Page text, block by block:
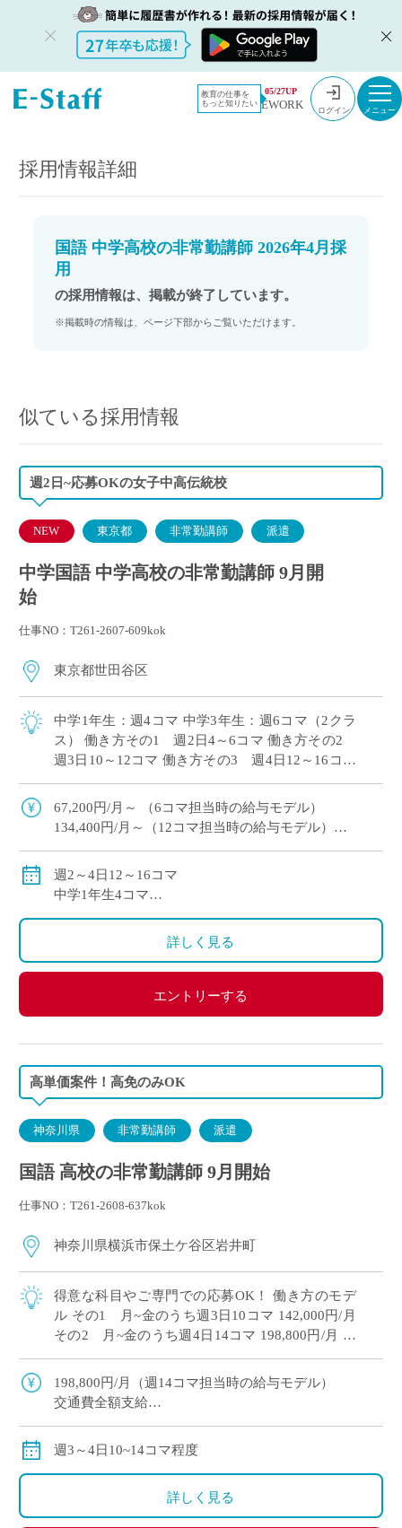
教育の仕事を
もっと知りたい
05/27UP
EWORK ログイン
教員採用情
報のイー・
採用情報
国語 中学高校の非常勤講師 2026年4月採用
採用情報詳細
国語 中学高校の非常勤講師 2026年4月採
用
の採用情報は、掲載が終了しています。
※掲載時の情報は、ページ下部からご覧いただけます。
似ている採用情報
週2日~応募OKの女子中高伝統校
NEW 東京都 非常勤講師 派遣
中学国語 中学高校の非常勤講師 9月開
始
仕事NO：T261-2607-609kok
東京都世田谷区
中学1年生：週4コマ 中学3年生：週6コマ（2クラ
ス） 働き方その1 週2日4～6コマ 働き方その2
週3日10～12コマ 働き方その3 週4日12～16コマ
方のご希望をお伝 […]
67,200円/月～ （6コマ担当時の給与モデル）
134,400円/月～（12コマ担当時の給与モデル）
週2～4日12～16コマ
中学1年生4コマ
詳しく見る
エントリーする
高単価案件！高免のみOK
神奈川県 非常勤講師 派遣
国語 高校の非常勤講師 9月開始
仕事NO：T261-2608-637kok
神奈川県横浜市保土ケ谷区岩井町
得意な科目やご専門での応募OK！ 働き方のモデ
ル その1 月~金のうち週3日10コマ 142,000円/月
その2 月~金のうち週4日14コマ 198,800円/月 共
上部など […]
198,800円/月（週14コマ担当時の給与モデル）
交通費全額支給
週3～4日10~14コマ程度
詳しく見る